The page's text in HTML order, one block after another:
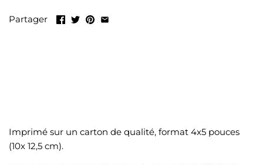
Partager
Imprimé sur un carton de qualité, format 4x5 pouces
(10x 12,5 cm).